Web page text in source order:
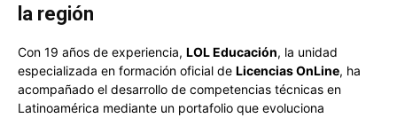
la región
Con 19 años de experiencia, LOL Educación, la unidad
especializada en formación oficial de Licencias OnLine, ha
acompañado el desarrollo de competencias técnicas en
Latinoamérica mediante un portafolio que evoluciona